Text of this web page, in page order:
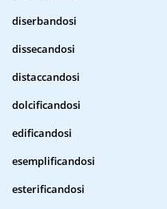
diserbandosi
dissecandosi
distaccandosi
dolcificandosi
edificandosi
esemplificandosi
esterificandosi